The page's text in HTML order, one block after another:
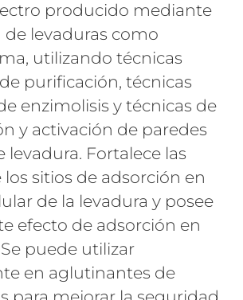
producido mediante
de levaduras como
utilizando técnicas
purificación, técnicas
enzimolisis y técnicas de
y activación de paredes
levadura. Fortalece las
sitios de adsorción en
de la levadura y posee
efecto de adsorción en
puede utilizar
en aglutinantes de